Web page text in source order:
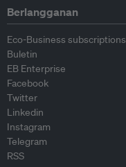
Berlangganan
Eco-Business subscriptions
Buletin
EB Enterprise
Facebook
Twitter
Linkedin
Instagram
Telegram
RSS